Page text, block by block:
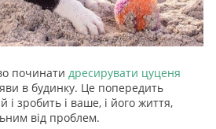
починати дресирувати цуценя
в будинку. Це попередить
і зробить і ваше, і його життя,
від проблем.